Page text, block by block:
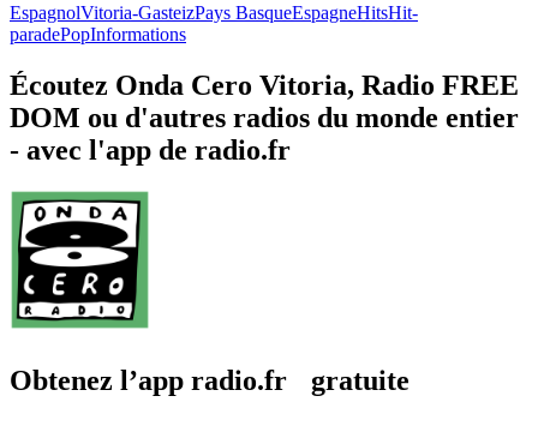
EspagnolVitoria-GasteizPays BasqueEspagneHitsHit-
paradePopInformations
Écoutez Onda Cero Vitoria, Radio FREE
DOM ou d'autres radios du monde entier
- avec l'app de radio.fr
Obtenez l’app radio.fr gratuite